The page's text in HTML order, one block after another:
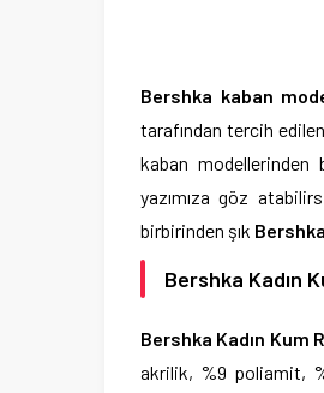
Bershka kaban
tarafından tercih
kaban modellerinden
yazımıza göz
birbirinden şık
Bershka Kadın
Bershka Kadın Kum
akrilik, %9 poliamit,